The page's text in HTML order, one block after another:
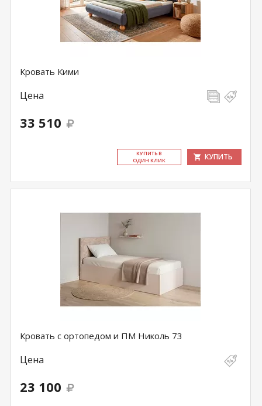
Кровать Кими
Цена
33 510
КУ­ПИТЬ В
ОДИН КЛИК
КУПИТЬ
Кровать с ортопедом и ПМ Николь 73
Цена
23 100